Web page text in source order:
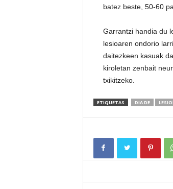
batez beste, 50-60
Garrantzi handia du
lesioaren ondorio
daitezkeen kasuak
kiroletan zenbait
txikitzeko.
ETIQUETAS DIA DE